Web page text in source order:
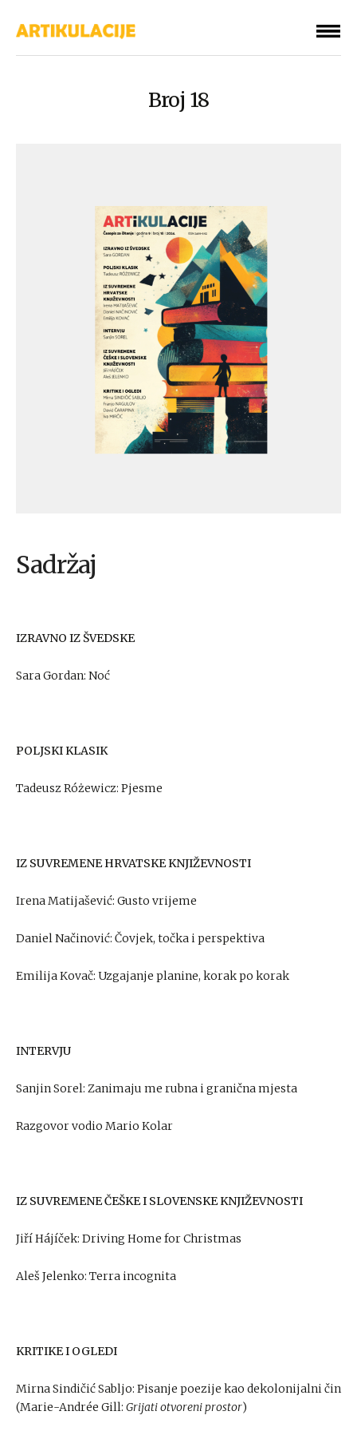
Broj 18
Sadržaj
IZRAVNO IZ ŠVEDSKE
Sara Gordan: Noć
POLJSKI KLASIK
Tadeusz Różewicz: Pjesme
IZ SUVREMENE HRVATSKE KNJIŽEVNOSTI
Irena Matijašević: Gusto vrijeme
Daniel Načinović: Čovjek, točka i perspektiva
Emilija Kovač: Uzgajanje planine, korak po korak
INTERVJU
Sanjin Sorel: Zanimaju me rubna i granična mjesta
Razgovor vodio Mario Kolar
IZ SUVREMENE ČEŠKE I SLOVENSKE KNJIŽEVNOSTI
Jiří Hájíček: Driving Home for Christmas
Aleš Jelenko: Terra incognita
KRITIKE I OGLEDI
Mirna Sindičić Sabljo: Pisanje poezije kao dekolonijalni čin
(Marie-Andrée Gill: Grijati otvoreni prostor)